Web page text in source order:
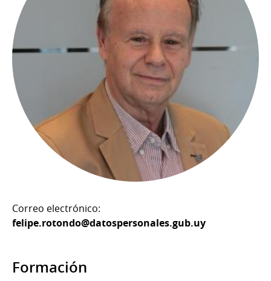
Correo electrónico:
felipe.rotondo@datospersonales.gub.uy
Formación